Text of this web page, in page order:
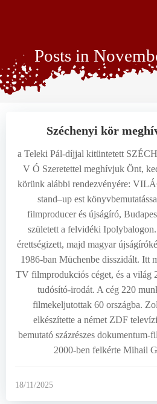
Posts in
Széchenyi kör
a Teleki Pál-díjjal kitüntetett
V Ó Szeretettel meghívjuk Önt,
körünk alábbi rendezvényére:
stand–up est
filmproducer és újságíró,
született a felvidéki
érettségizett, majd magyar
1986-ban Müchenbe disszidált. Itt
TV filmprodukciós céget, és a világ
tudósító-irodát. A cég 220
filmekeljutottak 60 országba.
elkészítette a német ZDF
bemutató százrészes
2000-ben felkérte Mihail
18/11/2025